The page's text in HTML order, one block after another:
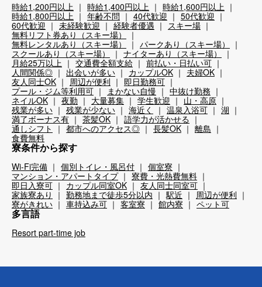
時給1,200円以上 時給1,400円以上
時給1,600円以上
時給1,800円以上
年齢不問 40代歓迎
50代歓迎
60代歓迎
未経験歓迎 経験者優遇
スキー場
無料リフト券あり（スキー場）
無料レンタルあり（スキー場）
パークあり（スキー場）
スクールあり（スキー場）
ナイターあり（スキー場）
月給25万以上
交通費全額支給
前払い・日払い可
人間関係◎
出会いが多い カップルOK
夫婦OK
友人同士OK
周辺が便利
即日勤務可
プール・ジム等利用可
まかない自慢
中抜け勤務
ネイルOK
夜勤 大量募集 学生歓迎
山・高原
残業が多い
残業が少ない 海近く 温泉入浴可
湖
満了ボーナス有
茶髪OK
語学力が活かせる
通しシフト
都市へのアクセス◎ 長髪OK
離島
食費無料
寮条件から探す
Wi-Fi完備 個別トイレ・風呂付
個室寮
マンション・アパートタイプ
寮費・光熱費無料
即日入寮可
カップル同室OK
友人同士同室可
家族寮あり
勤務地まで徒歩5分以内 駅近
周辺が便利
寮がきれい
車持込み可 客室寮 館内寮 ペット可
多言語
Resort part-time job